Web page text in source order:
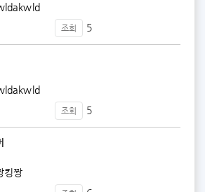
조회 5
조회 5
킹짱